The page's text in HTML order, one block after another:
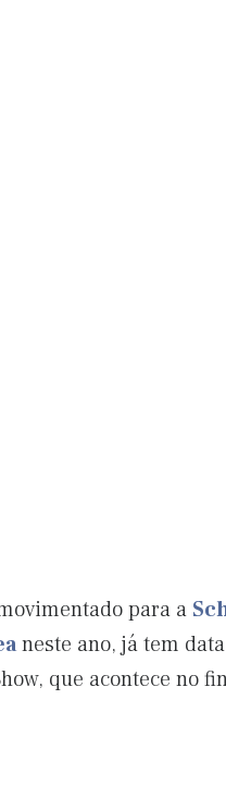
para a
neste ano, já tem
que acontece no